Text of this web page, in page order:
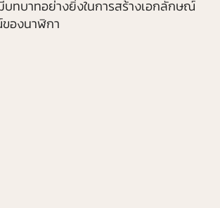
ทบาทอย่างยิ่งในการสร้างเอกลักษณ์
องนาฬิกา